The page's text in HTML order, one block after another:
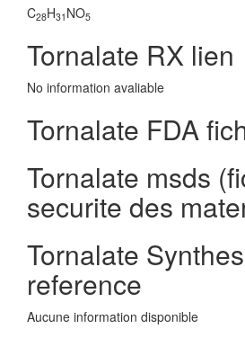
C28H31 NO5
Tornalate RX lien
No information avaliable
Tornalate FDA
Tornalate msds
securite des
Tornalate
reference
Aucune information disponible